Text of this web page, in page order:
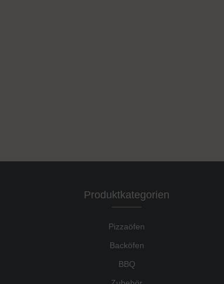
Produktkategorien
Pizzaöfen
Backöfen
BBQ